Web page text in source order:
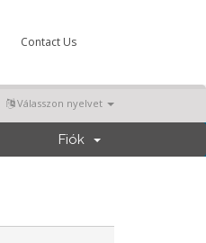
Contact Us
Válasszon nyelvet
Fiók